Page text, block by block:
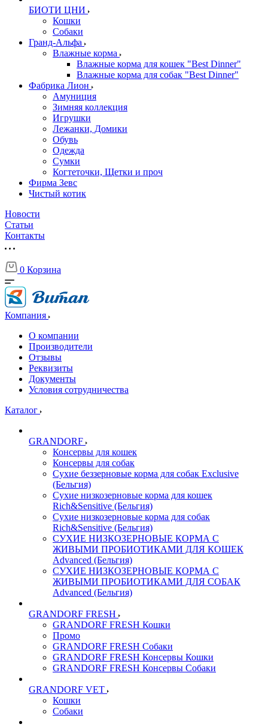
БИОТИ ЦНИ
Кошки
Собаки
Гранд-Альфа
Влажные корма
Влажные корма для кошек "Best Dinner"
Влажные корма для собак "Best Dinner"
Фабрика Лион
Амуниция
Зимняя коллекция
Игрушки
Лежанки, Домики
Обувь
Одежда
Сумки
Когтеточки, Щетки и проч
Фирма Зевс
Чистый котик
Новости
Статьи
Контакты
0 Корзина
Компания
О компании
Производители
Отзывы
Реквизиты
Документы
Условия сотрудничества
Каталог
GRANDORF
Консервы для кошек
Консервы для собак
Сухие беззерновые корма для собак Exclusive
(Бельгия)
Сухие низкозерновые корма для кошек
Rich&Sensitive (Бельгия)
Сухие низкозерновые корма для собак
Rich&Sensitive (Бельгия)
СУХИЕ НИЗКОЗЕРНОВЫЕ КОРМА С
ЖИВЫМИ ПРОБИОТИКАМИ ДЛЯ КОШЕК
Advanced (Бельгия)
СУХИЕ НИЗКОЗЕРНОВЫЕ КОРМА С
ЖИВЫМИ ПРОБИОТИКАМИ ДЛЯ СОБАК
Advanced (Бельгия)
GRANDORF FRESH
GRANDORF FRESH Кошки
Промо
GRANDORF FRESH Собаки
GRANDORF FRESH Консервы Кошки
GRANDORF FRESH Консервы Собаки
GRANDORF VET
Кошки
Собаки